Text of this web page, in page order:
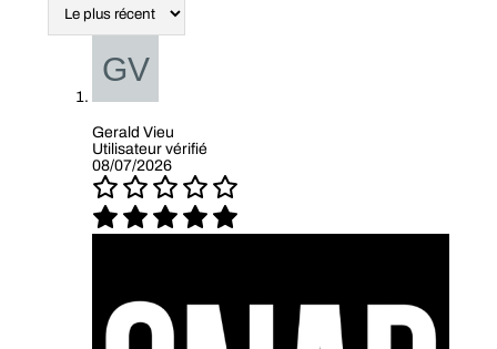
Gerald Vieu
Utilisateur vérifié
08/07/2026